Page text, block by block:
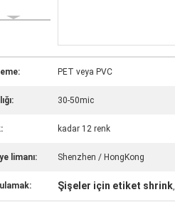
PET veya PVC
30-50mic
kadar 12 renk
limanı: Shenzhen / HongKong
Şişeler için etiket shrink,